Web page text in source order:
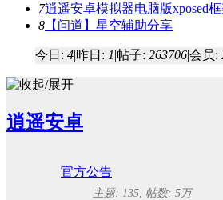
7逍遥安卓模拟器电脑版xposed
8 【问道】星空辅助分享
今日: 4|昨日: 1|帖子: 263706|会员:
逍遥安卓
官方公告
主题: 135 帖数: 5万